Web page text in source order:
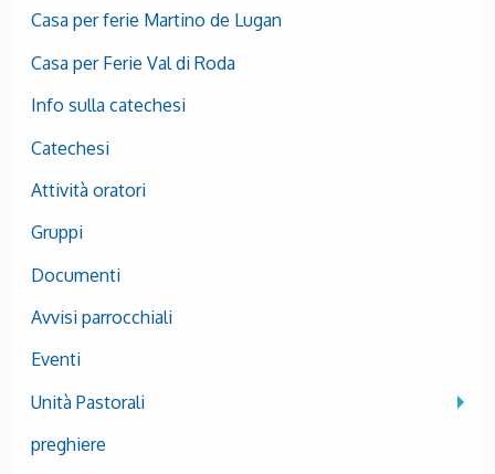
Casa per ferie Martino de Lugan
Casa per Ferie Val di Roda
Info sulla catechesi
Catechesi
Attività oratori
Gruppi
Documenti
Avvisi parrocchiali
Eventi
Unità Pastorali
preghiere